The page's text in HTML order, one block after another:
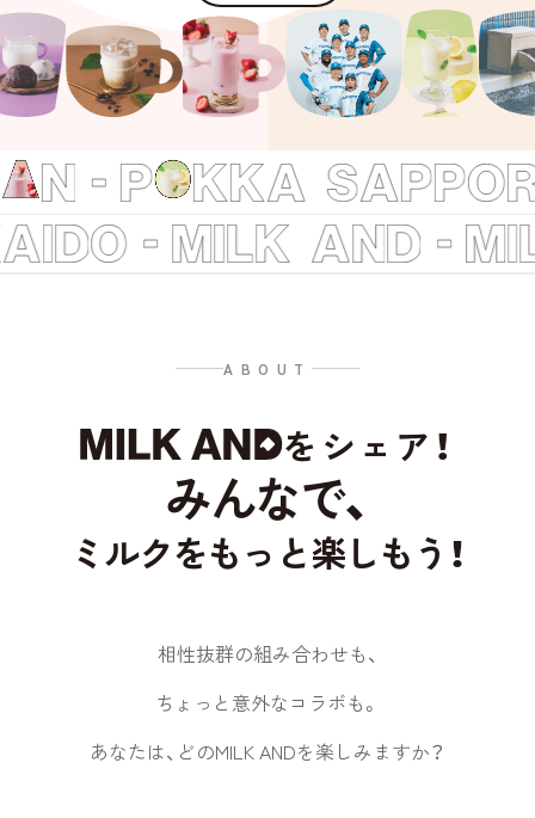
ABOUT
をシェア！
みんなで、
ミルクをもっと楽しもう！
相性抜群の組み合わせも、
ちょっと意外なコラボも。
あなたは、どのMILK ANDを楽しみますか？